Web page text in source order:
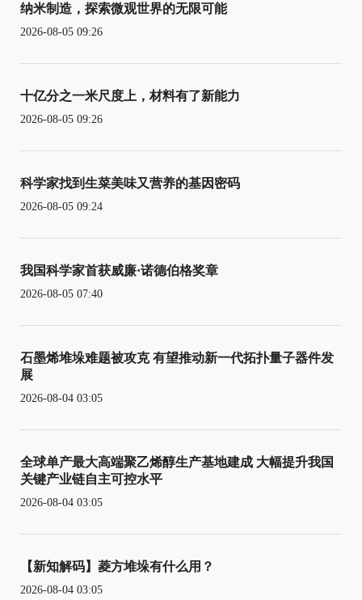
纳米制造，探索微观世界的无限可能
2026-08-05 09:26
十亿分之一米尺度上，材料有了新能力
2026-08-05 09:26
科学家找到生菜美味又营养的基因密码
2026-08-05 09:24
我国科学家首获威廉·诺德伯格奖章
2026-08-05 07:40
石墨烯堆垛难题被攻克 有望推动新一代拓扑量子器件发
展
2026-08-04 03:05
全球单产最大高端聚乙烯醇生产基地建成 大幅提升我国
关键产业链自主可控水平
2026-08-04 03:05
【新知解码】菱方堆垛有什么用？
2026-08-04 03:05